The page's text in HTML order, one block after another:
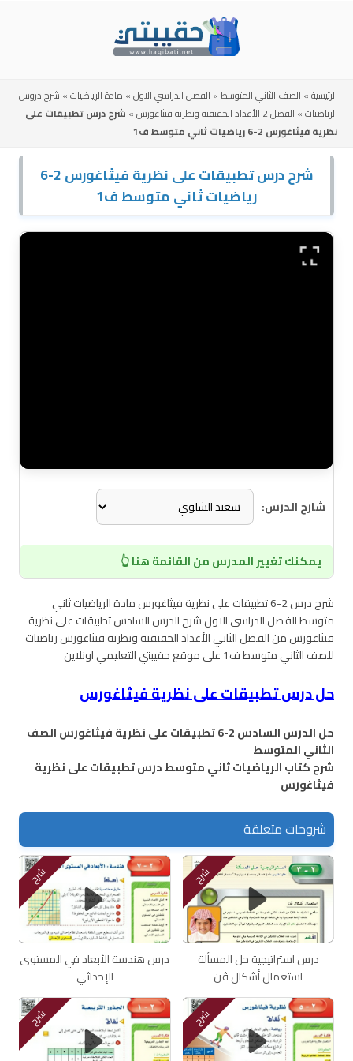
الرئيسية» الصف الثاني المتوسط» الفصل الدراسي الاول» مادة الرياضيات» شرح دروس
الرياضيات» الفصل 2 الأعداد الحقيقية ونظرية فيثاغورس » شرح درس تطبيقات على
نظرية فيثاغورس 2-6 رياضيات ثاني متوسط ف1
شرح درس تطبيقات على نظرية فيثاغورس 2-6
رياضيات ثاني متوسط ف1
شارح الدرس:
يمكنك تغيير المدرس من القائمة هنا 👆
شرح درس 2-6 تطبيقات على نظرية فيثاغورس مادة الرياضيات ثاني
متوسط الفصل الدراسي الاول شرح الدرس السادس تطبيقات على نظرية
فيثاغورس من الفصل الثاني الأعداد الحقيقية ونظرية فيثاغورس رياضيات
للصف الثاني متوسط ف1 على موقع حقيبتي التعليمي اونلاين
حل درس تطبيقات على نظرية فيثاغورس
حل الدرس السادس 2-6 تطبيقات على نظرية فيثاغورس الصف
الثاني المتوسط
شرح كتاب الرياضيات ثاني متوسط درس تطبيقات على نظرية
فيثاغورس
شروحات متعلقة
شرح
درس استراتيجية حل المسألة
استعمال أشكال ڤن
شرح
درس هندسة الأبعاد في المستوى
الإحداثي
شرح شرح